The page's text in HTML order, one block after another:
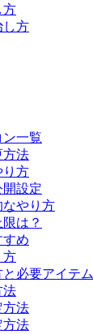
方
し方
一覧
方法
り方
開設定
なやり方
は？
すめ
方
必要アイテム
法
方法
方法